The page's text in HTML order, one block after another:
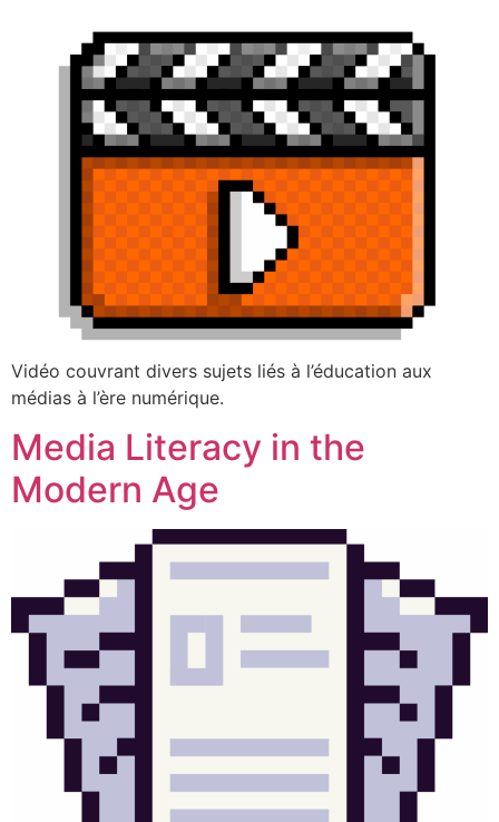
Vidéo couvrant divers sujets liés à l’éducation aux
médias à l’ère numérique.
Media Literacy in the
Modern Age